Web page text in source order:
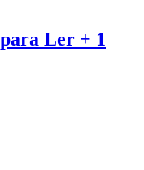
Ler + 1